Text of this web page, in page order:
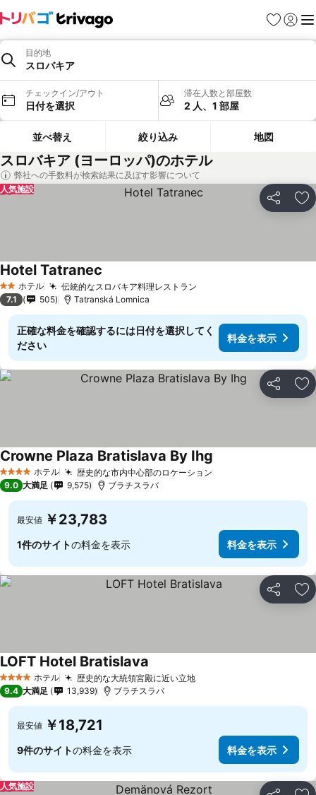
お気に入り
ログイ
メ
目的地
スロバキア
チェックイン/アウト
日付を選択
滞在人数と部屋数
2 人、1 部屋
並べ替え 絞り込み 地図
スロバキア (ヨーロッパ)のホテル
弊社への手数料が検索結果に及ぼす影響について
シェア お
人気施設
2 ホテルのランク
ホテル 伝統的なスロバキア料理レストラン
Hotel Tatranec
7.1 505 Tatranská Lomnica
正確な料金を確認するには日付を選択してく
ださい
料金を表示
シェア お
4 ホテルのランク
ホテル 歴史的な市内中心部のロケーション
Crowne Plaza Bratislava By Ihg
9.0 大満足 9,575 ブラチスラバ
最安値 ￥23,783
1件のサイトの料金を表示 料金を表示
シェア お
4 ホテルのランク
ホテル 歴史的な大統領宮殿に近い立地
LOFT Hotel Bratislava
9.4 大満足 13,939 ブラチスラバ
最安値 ￥18,721
9件のサイトの料金を表示 料金を表示
人気施設